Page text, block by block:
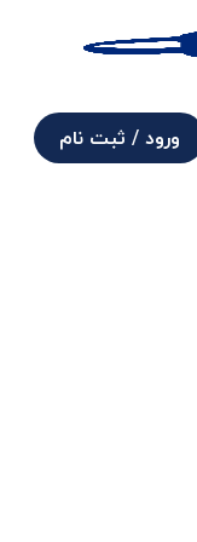
ورود / ثبت نام